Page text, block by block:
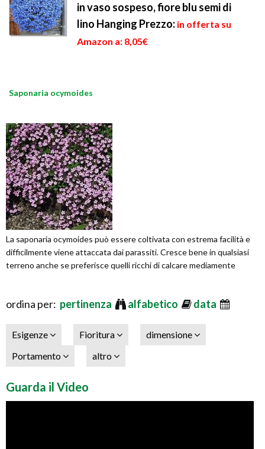
in vaso sospeso, fiore blu semi di
lino Hanging Prezzo: in offerta su
Amazon a: 8,05€
Saponaria ocymoides
La saponaria ocymoides può essere coltivata con estrema facilità e
difficilmente viene attaccata dai parassiti. Cresce bene in qualsiasi
terreno anche se preferisce quelli ricchi di calcare mediamente
ordina per: pertinenza alfabetico data
Esigenze Fioritura
dimensione
Portamento
altro
Guarda il Video